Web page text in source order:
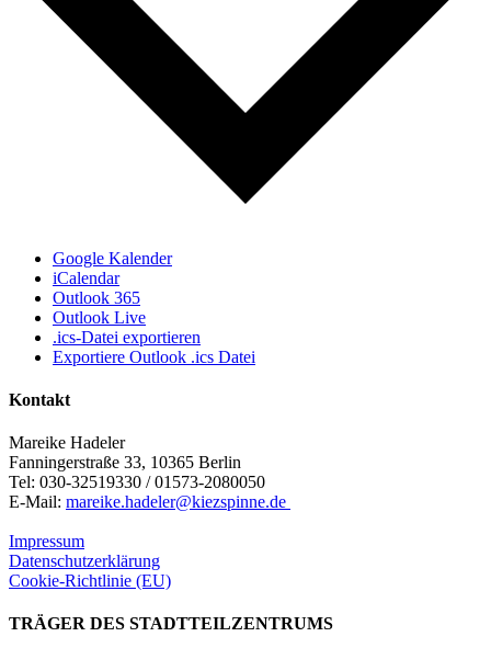
Google Kalender
iCalendar
Outlook 365
Outlook Live
.ics-Datei exportieren
Exportiere Outlook .ics Datei
Kontakt
Mareike Hadeler
Fanningerstraße 33, 10365 Berlin
Tel: 030-32519330 / 01573-2080050
E-Mail: mareike.hadeler@kiezspinne.de
Impressum
Datenschutzerklärung
Cookie-Richtlinie (EU)
TRÄGER DES STADTTEILZENTRUMS